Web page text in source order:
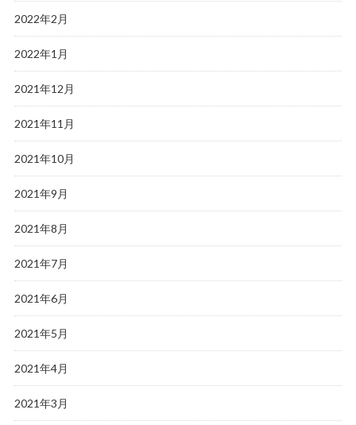
2022年2月
2022年1月
2021年12月
2021年11月
2021年10月
2021年9月
2021年8月
2021年7月
2021年6月
2021年5月
2021年4月
2021年3月